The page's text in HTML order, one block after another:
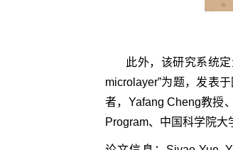
此外，该研究系统
microlayer”为题，发表
者， Yafang Cheng教授
Program、中国科学院大